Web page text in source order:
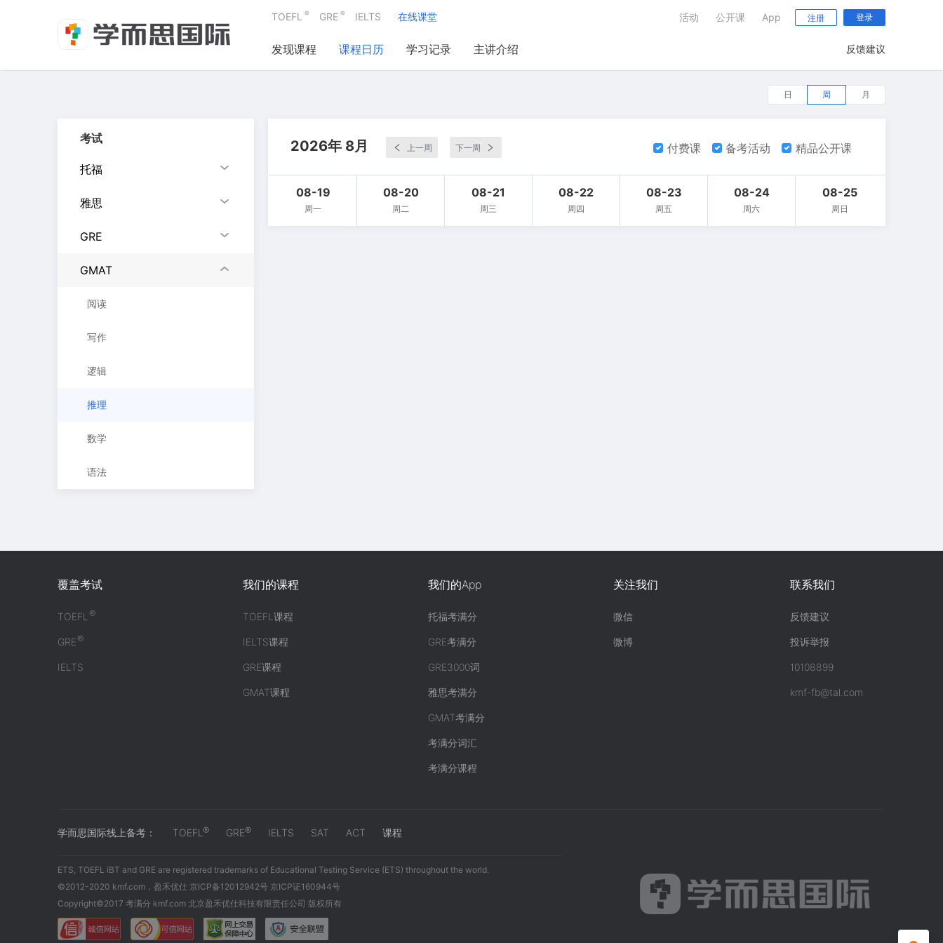
TOEFL ® GRE ® IELTS 在线课堂 注册 登录
活动 公开课 App
发现课程 课程日历 学习记录 主讲介绍 反馈建议
日 周 月
考试
托福
雅思
GRE
GMAT
阅读
写作
逻辑
推理
数学
语法
付费课 备考活动 精品公开课
2026年 8月 上一周 下一周
08-19
周一
08-20
周二
08-21
周三
08-22
周四
08-23
周五
08-24
周六
08-25
周日
覆盖考试
TOEFL®
GRE®
IELTS
我们的课程
TOEFL课程
IELTS课程
GRE课程
GMAT课程
我们的App
托福考满分
GRE考满分
GRE3000词
雅思考满分
GMAT考满分
考满分词汇
考满分课程
关注我们
微信
微博
联系我们
反馈建议
投诉举报
10108899
kmf-fb@tal.com
学而思国际线上备考： TOEFL ® GRE® IELTS SAT ACT 课程
ETS, TOEFL iBT and GRE are registered trademarks of Educational Testing Service (ETS) throughout the world.
©2012-2020 kmf.com，盈禾优仕 京ICP备12012942号 京ICP证160944号
Copyright©2017 考满分 kmf.com 北京盈禾优仕科技有限责任公司 版权所有